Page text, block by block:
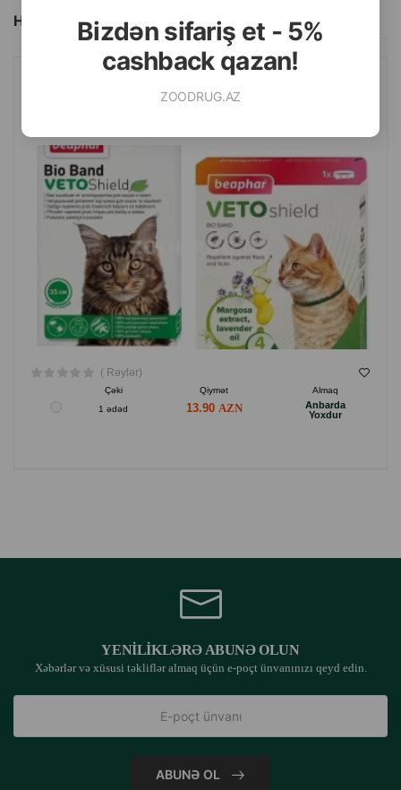
Bizdən sifariş et - 5%
cashback qazan!
ZOODRUG.AZ
Hamısını Gör
YAXALIQ BEAPHAR BIO + YETKIN VƏ BALA PIŞIKLƏR ÜÇÜN
( Rəylər)
Çəki Qiymət
Almaq
1 ədəd
13.90
Anbarda
Yoxdur
YENILIKLƏRƏ ABUNƏ OLUN
Xəbərlər və xüsusi təkliflər almaq üçün e-poçt ünvanınızı qeyd edin.
ABUNƏ OL